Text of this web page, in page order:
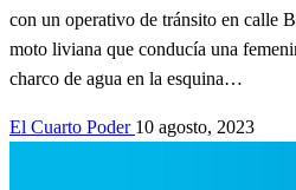
con un operativo de tránsito en calle
moto liviana que conducía una
charco de agua en la esquina…
El Cuarto Poder 10 agosto, 2023